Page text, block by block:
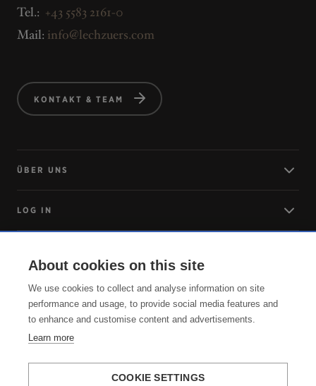
Tel.: +43 5583 2161-0
Mail: info@lechzuers.com
KONTAKT & TEAM
ÜBER UNS
LOG IN
SERVICE
About cookies on this site
We use cookies to collect and analyse information on site
performance and usage, to provide social media features and
to enhance and customise content and advertisements.
Learn more
COOKIE SETTINGS